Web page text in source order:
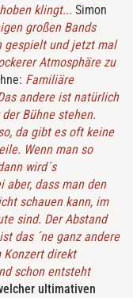
klingt... Simon
großen Bands
gespielt und jetzt mal
Atmosphäre zu
Familiäre
andere ist natürlich
Bühne stehen.
da gibt es oft keine
Wenn man so
wird´s
aber, dass man den
schauen kann, im
sind. Der Abstand
das ´ne ganz andere
Konzert direkt
schon entsteht
ultimativen